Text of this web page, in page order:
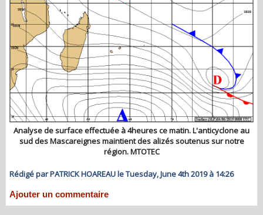
Analyse de surface effectuée à 4heures ce matin. L'anticyclone au
sud des Mascareignes maintient des alizés soutenus sur notre
région. MTOTEC
Rédigé par PATRICK HOAREAU le Tuesday, June 4th 2019 à 14:26
Ajouter un commentaire